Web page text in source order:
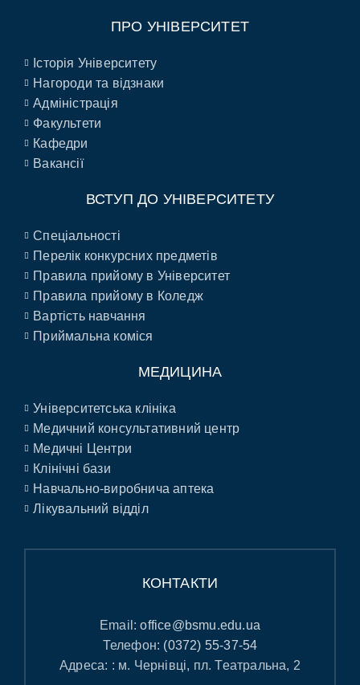
ПРО УНІВЕРСИТЕТ
Історія Університету
Нагороди та відзнаки
Адміністрація
Факультети
Кафедри
Вакансії
ВСТУП ДО УНІВЕРСИТЕТУ
Спеціальності
Перелік конкурсних предметів
Правила прийому в Університет
Правила прийому в Коледж
Вартість навчання
Приймальна коміся
МЕДИЦИНА
Університетська клініка
Медичний консультативний центр
Медичні Центри
Клінічні бази
Навчально-виробнича аптека
Лікувальний відділ
КОНТАКТИ
Email:office@bsmu.edu.ua
Телефон: (0372) 55-37-54
Адреса: : м. Чернівці, пл. Театральна, 2